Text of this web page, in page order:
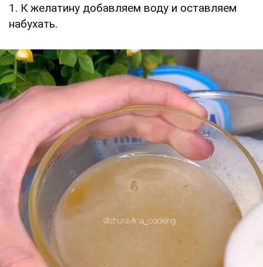
1. К желатину добавляем воду и оставляем
набухать.